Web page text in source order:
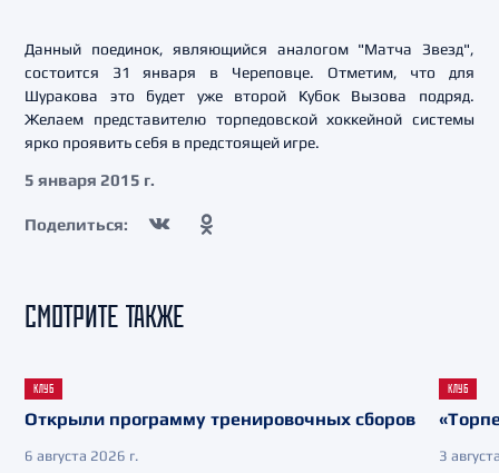
Данный поединок, являющийся аналогом "Матча Звезд",
состоится 31 января в Череповце. Отметим, что для
Шуракова это будет уже второй Кубок Вызова подряд.
Желаем представителю торпедовской хоккейной системы
ярко проявить себя в предстоящей игре.
5 января 2015 г.
Поделиться:
СМОТРИТЕ ТАКЖЕ
КЛУБ
Открыли программу тренировочных сборов
6 августа 2026 г.
КЛУБ
3